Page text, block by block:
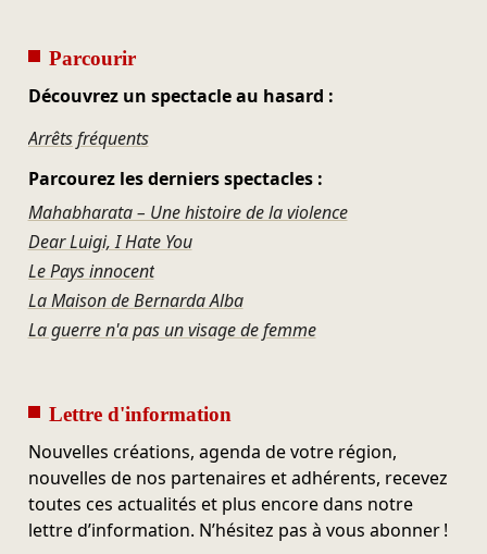
Parcourir
Découvrez un spectacle au hasard :
Arrêts fréquents
Parcourez les derniers spectacles :
Mahabharata – Une histoire de la violence
Dear Luigi, I Hate You
Le Pays innocent
La Maison de Bernarda Alba
La guerre n'a pas un visage de femme
Lettre d'information
Nouvelles créations, agenda de votre région,
nouvelles de nos partenaires et adhérents, recevez
toutes ces actualités et plus encore dans notre
lettre d’information. N’hésitez pas à vous abonner !